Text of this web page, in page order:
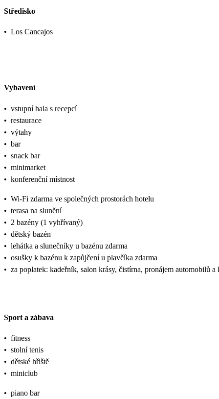
Středisko
• Los Cancajos
Vybavení
• vstupní hala s recepcí
• restaurace
• výtahy
• bar
• snack bar
• minimarket
• konferenční místnost
• Wi-Fi zdarma ve společných prostorách hotelu
• terasa na slunění
• 2 bazény (1 vyhřívaný)
• dětský bazén
• lehátka a slunečníky u bazénu zdarma
• osušky k bazénu k zapůjčení u plavčíka zdarma
• za poplatek: kadeřník, salon krásy, čistírna, pronájem automobilů a
Sport a zábava
• fitness
• stolní tenis
• dětské hřiště
• miniclub
• piano bar